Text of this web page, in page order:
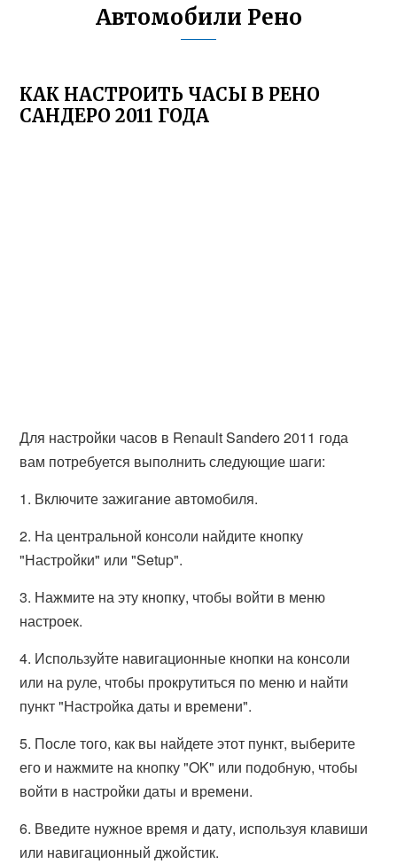
Автомобили Рено
КАК НАСТРОИТЬ ЧАСЫ В РЕНО
САНДЕРО 2011 ГОДА
Для настройки часов в Renault Sandero 2011 года
вам потребуется выполнить следующие шаги:
1. Включите зажигание автомобиля.
2. На центральной консоли найдите кнопку
"Настройки" или "Setup".
3. Нажмите на эту кнопку, чтобы войти в меню
настроек.
4. Используйте навигационные кнопки на консоли
или на руле, чтобы прокрутиться по меню и найти
пункт "Настройка даты и времени".
5. После того, как вы найдете этот пункт, выберите
его и нажмите на кнопку "OK" или подобную, чтобы
войти в настройки даты и времени.
6. Введите нужное время и дату, используя клавиши
или навигационный джойстик.